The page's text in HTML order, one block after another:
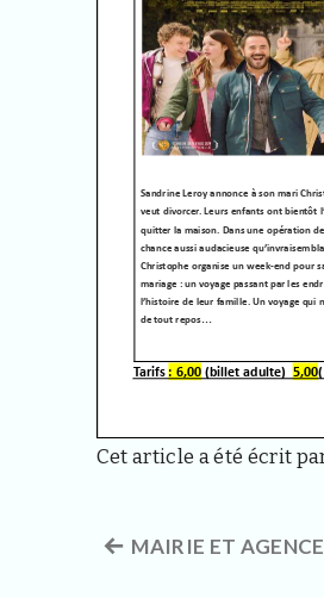
Cet article a été écrit
Navigation
Article
MAIRIE ET